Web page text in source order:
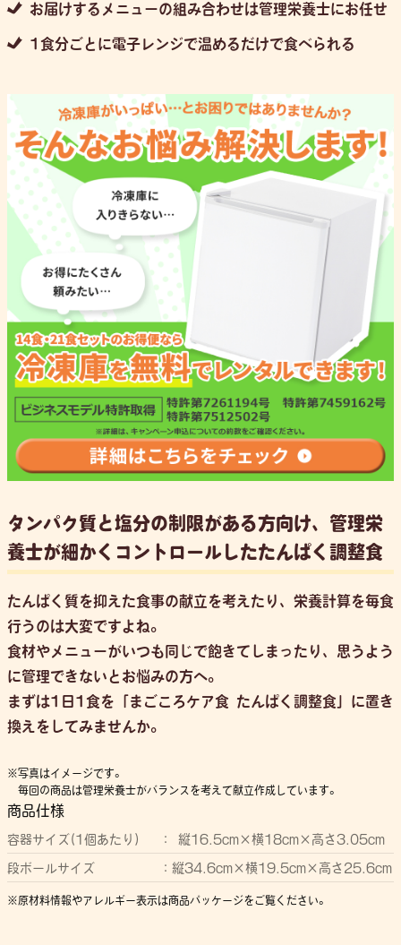
お届けするメニューの組み合わせは管理栄養士にお任せ
1食分ごとに電子レンジで温めるだけで食べられる
タンパク質と塩分の制限がある方向け、管理栄
養士が細かくコントロールしたたんぱく調整食
たんぱく質を抑えた食事の献立を考えたり、栄養計算を毎食
行うのは大変ですよね。
食材やメニューがいつも同じで飽きてしまったり、思うよう
に管理できないとお悩みの方へ。
まずは1日1食を「まごころケア食 たんぱく調整食」に置き
換えをしてみませんか。
写真はイメージです。
毎回の商品は管理栄養士がバランスを考えて献立作成しています。
商品仕様
容器サイズ(1個あたり) 縦16.5cm×横18cm×高さ3.05cm
段ボールサイズ 縦34.6cm×横19.5cm×高さ25.6cm
原材料情報やアレルギー表示は商品パッケージをご覧ください。